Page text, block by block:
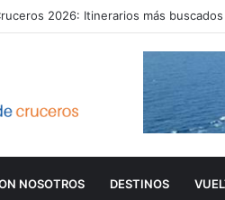
2026: Itinerarios más
NOSOTROS DESTINOS